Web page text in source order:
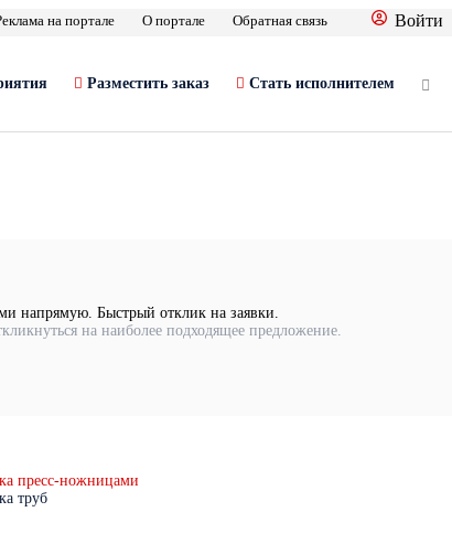
на портале О портале Обратная связь Войти
Разместить заказ Стать исполнителем
напрямую. Быстрый отклик на заявки.
на наиболее подходящее предложение.
пресс-ножницами
труб